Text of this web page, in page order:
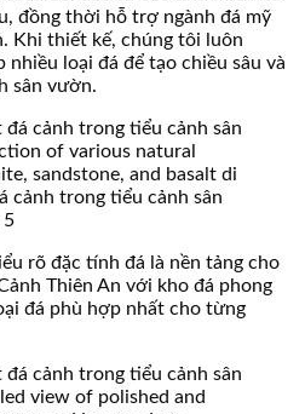
đồng thời hỗ trợ ngành đá mỹ
Khi thiết kế, chúng tôi luôn
nhiều loại đá để tạo chiều sâu và
sân vườn.
cảnh trong tiểu cảnh sân
5
rõ đặc tính đá là nền tảng cho
Thiên An với kho đá phong
đá phù hợp nhất cho từng